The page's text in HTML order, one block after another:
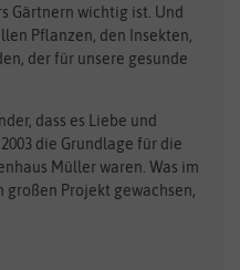
Dürr-Samen
Feldsaaten Freudenberger
Fertil
Flora Elite
Gärtnern wichtig ist. Und
Pflanzen, den Insekten,
der für unsere gesunde
dass es Liebe und
die Grundlage für die
Müller waren. Was im
großen Projekt gewachsen,